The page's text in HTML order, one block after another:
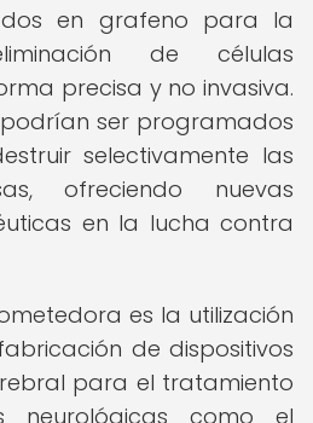
en grafeno para la
de células
precisa y no invasiva.
ser programados
selectivamente las
ofreciendo nuevas
en la lucha contra
es la utilización
de dispositivos
para el tratamiento
neurológicas como el